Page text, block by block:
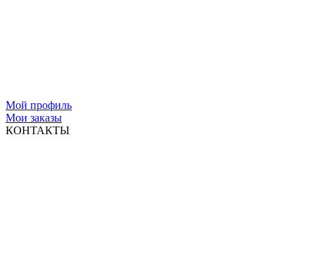
Мой профиль
Мои заказы
КОНТАКТЫ